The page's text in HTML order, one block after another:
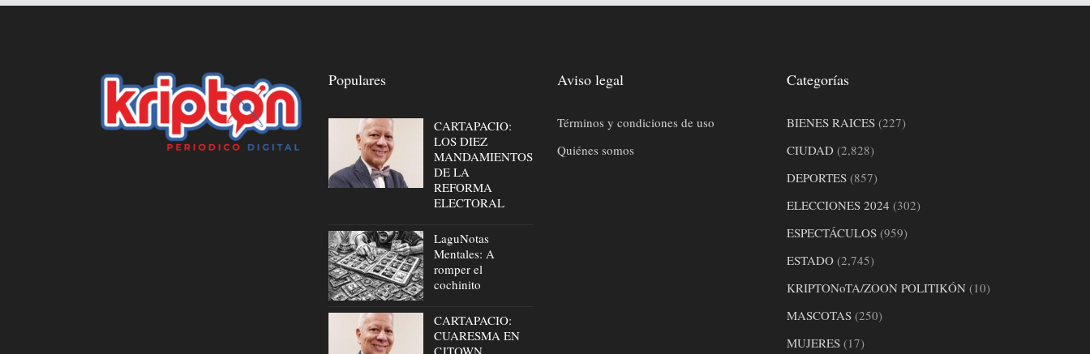
Populares
CARTAPACIO:
LOS DIEZ
MANDAMIENTOS
DE LA
REFORMA
ELECTORAL
LaguNotas
Mentales: A
romper el
cochinito
CARTAPACIO:
CUARESMA EN
CJTOWN
Aviso legal
Términos y condiciones de uso
Quiénes somos
Categorías
BIENES RAICES(227)
CIUDAD(2,828)
DEPORTES(857)
ELECCIONES 2024 (302)
ESPECTÁCULOS(959)
ESTADO(2,745)
KRIPTONoTA/ZOON POLITIKÓN(10)
MASCOTAS(250)
MUJERES(17)